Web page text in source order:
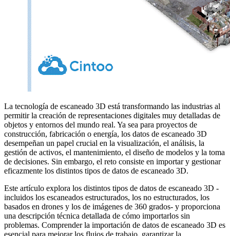
La tecnología de escaneado 3D está transformando las industrias al
permitir la creación de representaciones digitales muy detalladas de
objetos y entornos del mundo real. Ya sea para proyectos de
construcción, fabricación o energía, los datos de escaneado 3D
desempeñan un papel crucial en la visualización, el análisis, la
gestión de activos, el mantenimiento, el diseño de modelos y la toma
de decisiones. Sin embargo, el reto consiste en importar y gestionar
eficazmente los distintos tipos de datos de escaneado 3D.
Este artículo explora los distintos tipos de datos de escaneado 3D -
incluidos los escaneados estructurados, los no estructurados, los
basados en drones y los de imágenes de 360 grados- y proporciona
una descripción técnica detallada de cómo importarlos sin
problemas. Comprender la importación de datos de escaneado 3D es
esencial para mejorar los flujos de trabajo, garantizar la